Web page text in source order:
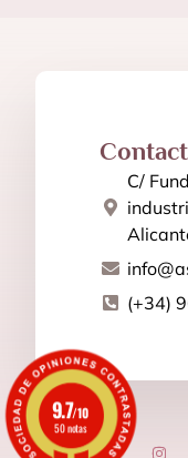
C/
(+34)
9.7/10
50 notas